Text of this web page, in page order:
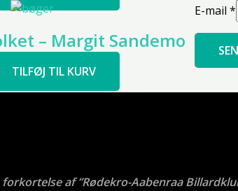
E-mail *
– Margit Sandemo
TILFØJ TIL KURV
af ”Rødekro-Aabenraa